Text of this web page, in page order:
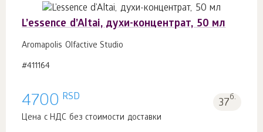
L’essence d’Altai, духи-концентрат, 50 мл
Aromapolis Olfactive Studio
#411164
4700 RSD 37б.
Цена с НДС без стоимости доставки